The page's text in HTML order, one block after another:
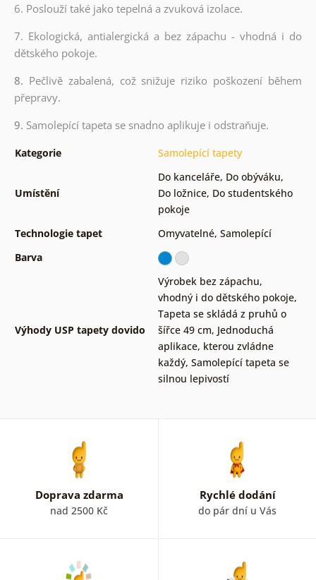
6. Poslouží také jako tepelná a zvuková izolace.
7. Ekologická, antialergická a bez zápachu - vhodná i do
dětského pokoje.
8. Pečlivě zabalená, což snižuje riziko poškození během
přepravy.
9. Samolepící tapeta se snadno aplikuje i odstraňuje.
Kategorie Samolepící tapety
Umístění
Do kanceláře, Do obýváku,
Do ložnice, Do studentského
pokoje
Technologie tapet
Omyvatelné, Samolepící
Barva
Výhody USP tapety dovido
Výrobek bez zápachu,
vhodný i do dětského pokoje,
Tapeta se skládá z pruhů o
šířce 49 cm, Jednoduchá
aplikace, kterou zvládne
každý, Samolepící tapeta se
silnou lepivostí
Doprava zdarma
nad 2500 Kč
Rychlé dodání
do pár dní u Vás